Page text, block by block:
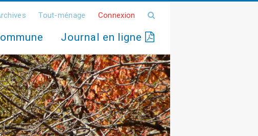
Tout-ménage Connexion
Journal en ligne